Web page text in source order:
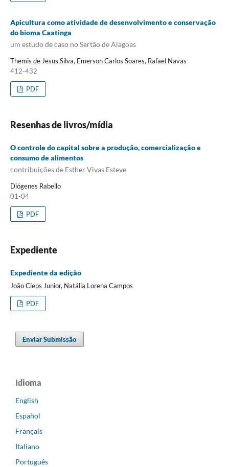
Apicultura como atividade de desenvolvimento e conservação
do bioma Caatinga
um estudo de caso no Sertão de Alagoas
Themis de Jesus Silva, Emerson Carlos Soares, Rafael Navas
412-432
PDF
Resenhas de livros/mídia
O controle do capital sobre a produção, comercialização e
consumo de alimentos
contribuições de Esther Vivas Esteve
Diógenes Rabello
01-04
PDF
Expediente
Expediente da edição
João Cleps Junior, Natália Lorena Campos
PDF
Enviar Submissão
Idioma
English
Español
Français
Italiano
Português